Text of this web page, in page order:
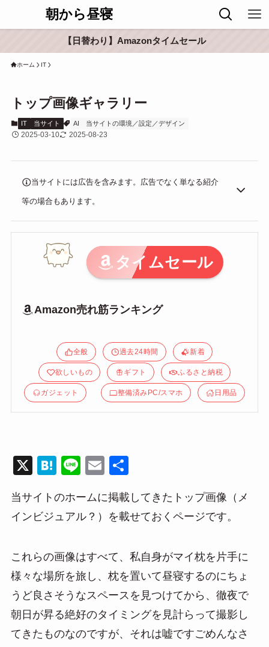
朝から昼寝
【日替わり】Amazonタイムセール
ホーム IT
トップ画像ギャラリー
IT 当サイト AI 当サイトの環境／設定／デザイン
2025-03-10 2025-08-23
当サイトには広告を含みます。広告でなく単なる紹介
等の場合もあります。
タイムセール
Amazon売れ筋ランキング
全般 過去24時間 新着
欲しいもの ギフト ふるさと納税
ガジェット 整備済みPC/スマホ 日用品
X
H
e
n
Li
e
E
ail
当サイトのホームに掲載してきたトップ画像（メ
インビジュアル？）を載せておくページです。
これらの画像はすべて、私自身がマイ枕を片手に
様々な場所を旅し、枕を置いて昼寝するのにちょ
うど良さそうなスペースを見つけてから、徹夜で
朝日が昇る絶好のタイミングを見計らって撮影し
てきたものなのですが、それは嘘ですごめんなさ